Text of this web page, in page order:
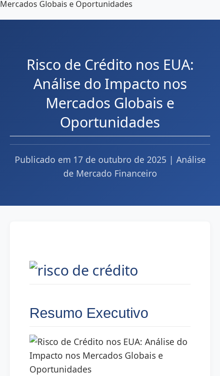
Risco de Crédito nos EUA:
Análise do Impacto nos
Mercados Globais e
Oportunidades
Publicado em 17 de outubro de 2025 | Análise
de Mercado Financeiro
Resumo Executivo